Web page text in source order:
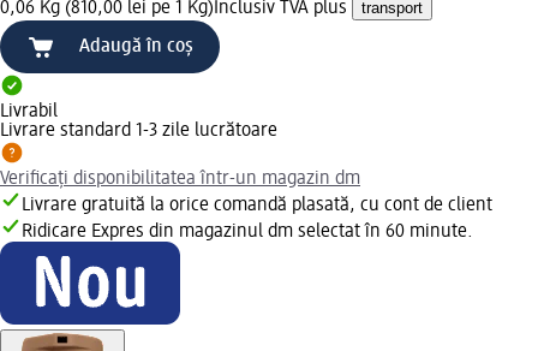
0,06 Kg (810,00 lei pe 1 Kg) Inclusiv TVA plus transport
Adaugă în coș
Livrabil
Livrare standard 1-3 zile lucrătoare
Verificați disponibilitatea într-un magazin dm
Livrare gratuită la orice comandă plasată, cu cont de client
Ridicare Expres din magazinul dm selectat în 60 minute.